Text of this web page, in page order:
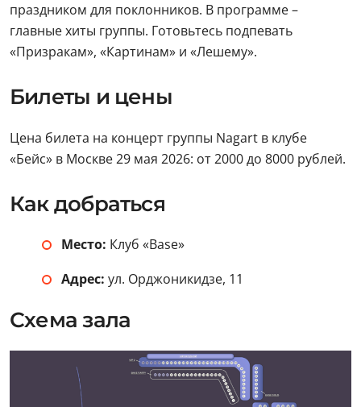
праздником для поклонников. В программе –
главные хиты группы. Готовьтесь подпевать
«Призракам», «Картинам» и «Лешему».
Билеты и цены
Цена билета на концерт группы Nagart в клубе
«Бейс» в Москве 29 мая 2026: от 2000 до 8000 рублей.
Как добраться
Место: Клуб «Base»
Адрес: ул. Орджоникидзе, 11
Схема зала